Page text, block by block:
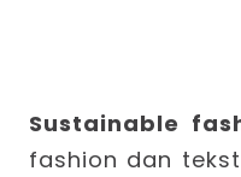
Sustainable
fashion dan